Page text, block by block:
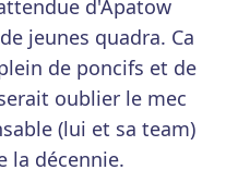
d'Apatow
jeunes quadra. Ca
de poncifs et de
oublier le mec
(lui et sa team)
la décennie.